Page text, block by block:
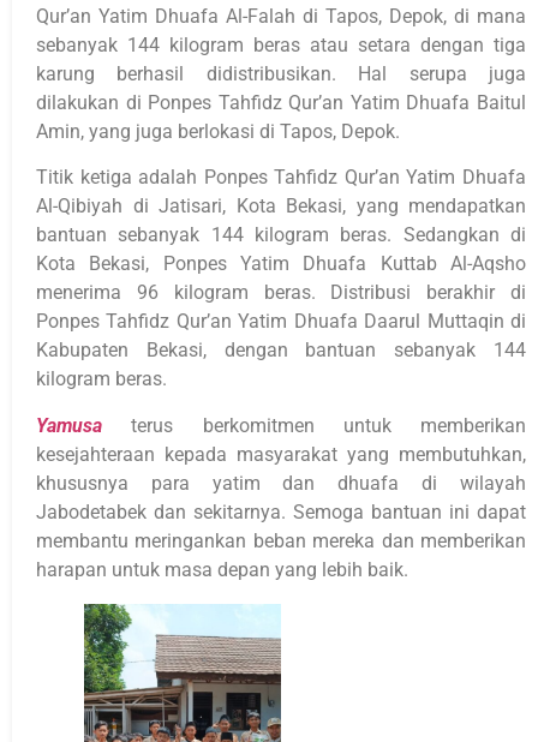
Qur’an Yatim Dhuafa Al-Falah di Tapos, Depok, di mana
sebanyak 144 kilogram beras atau setara dengan tiga
karung berhasil didistribusikan. Hal serupa juga
dilakukan di Ponpes Tahfidz Qur’an Yatim Dhuafa Baitul
Amin, yang juga berlokasi di Tapos, Depok.
Titik ketiga adalah Ponpes Tahfidz Qur’an Yatim Dhuafa
Al-Qibiyah di Jatisari, Kota Bekasi, yang mendapatkan
bantuan sebanyak 144 kilogram beras. Sedangkan di
Kota Bekasi, Ponpes Yatim Dhuafa Kuttab Al-Aqsho
menerima 96 kilogram beras. Distribusi berakhir di
Ponpes Tahfidz Qur’an Yatim Dhuafa Daarul Muttaqin di
Kabupaten Bekasi, dengan bantuan sebanyak 144
kilogram beras.
Yamusa terus berkomitmen untuk memberikan
kesejahteraan kepada masyarakat yang membutuhkan,
khususnya para yatim dan dhuafa di wilayah
Jabodetabek dan sekitarnya. Semoga bantuan ini dapat
membantu meringankan beban mereka dan memberikan
harapan untuk masa depan yang lebih baik.